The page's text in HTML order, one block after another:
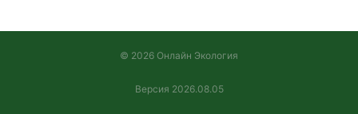
© 2026 Онлайн Экология
Версия 2026.08.05